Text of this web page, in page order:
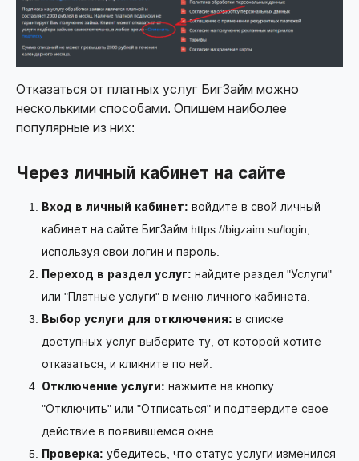
Отказаться от платных услуг БигЗайм можно
несколькими способами. Опишем наиболее
популярные из них:
Через личный кабинет на сайте
Вход в личный кабинет: войдите в свой личный
кабинет на сайте БигЗайм https://bigzaim.su/login
используя свои логин и пароль.
Переход в раздел услуг: найдите раздел "Услуги"
или "Платные услуги" в меню личного кабинета.
Выбор услуги для отключения: в списке
доступных услуг выберите ту, от которой хотите
отказаться, и кликните по ней.
Отключение услуги: нажмите на кнопку
"Отключить" или "Отписаться" и подтвердите свое
действие в появившемся окне.
Проверка: убедитесь, что статус услуги изменился